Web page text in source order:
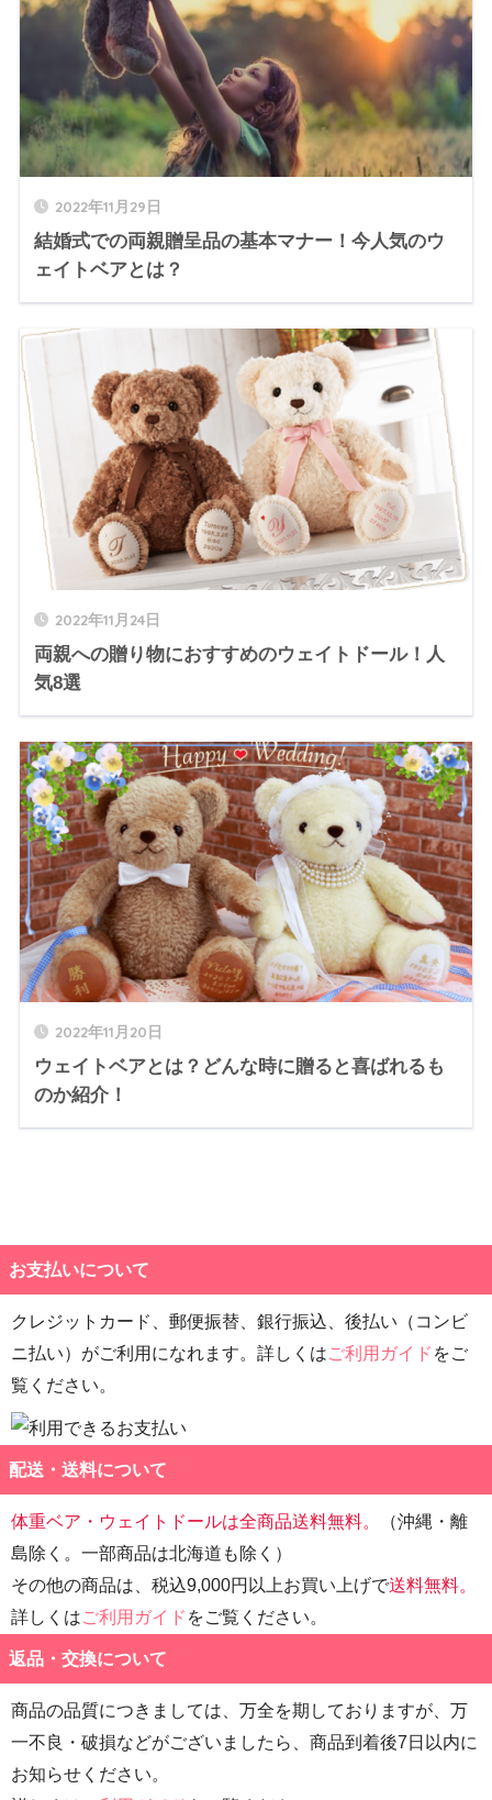
2022年11月29日
結婚式での両親贈呈品の基本マナー！今人気のウ
ェイトベアとは？
2022年11月24日
両親への贈り物におすすめのウェイトドール！人
気8選
2022年11月20日
ウェイトベアとは？どんな時に贈ると喜ばれるも
のか紹介！
お支払いについて
クレジットカード、郵便振替、銀行振込、後払い（コンビ
ニ払い）がご利用になれます。詳しくはご利用ガイド をご
覧ください。
配送・送料について
体重ベア・ウェイトドールは全商品送料無料。
（沖縄・離
島除く。一部商品は北海道も除く）
その他の商品は、税込9,000円以上お買い上げで送料無料。
詳しくはご利用ガイド をご覧ください。
返品・交換について
商品の品質につきましては、万全を期しておりますが、万
一不良・破損などがございましたら、商品到着後7日以内に
お知らせください。